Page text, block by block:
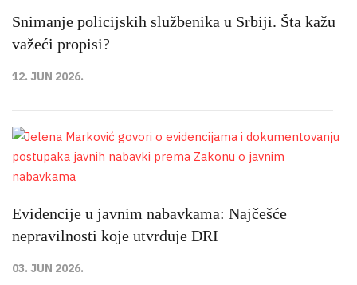
Snimanje policijskih službenika u Srbiji. Šta kažu
važeći propisi?
12. JUN 2026.
Evidencije u javnim nabavkama: Najčešće
nepravilnosti koje utvrđuje DRI
03. JUN 2026.